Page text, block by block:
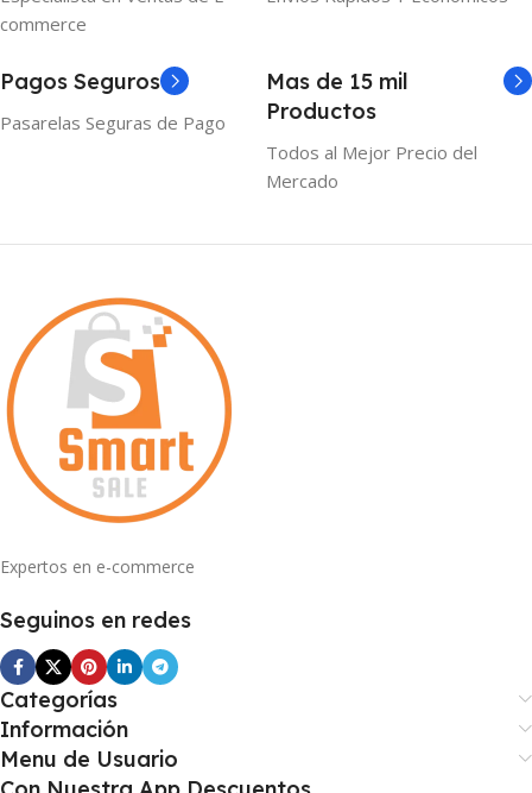
512gb
PANTALLA 15.6″
15.6″
TARJETA DE VIDEO
commerce
Pagos Seguros
Pasarelas Seguras de Pago
Mas de 15 mil
Productos
Todos al Mejor Precio del
Mercado
Expertos en e-commerce
Seguinos en redes
Categorías
Información
Menu de Usuario